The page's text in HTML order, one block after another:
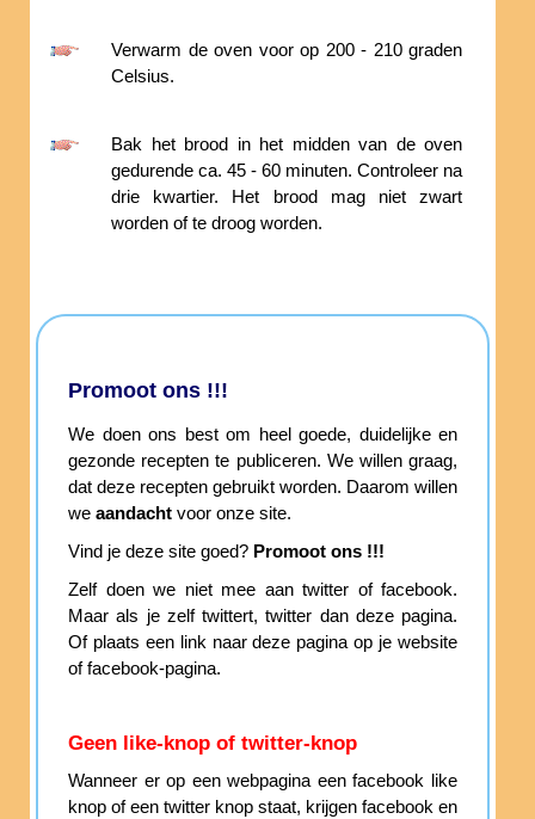
Verwarm de oven voor op 200 - 210 graden
Celsius.
Bak het brood in het midden van de oven
gedurende ca. 45 - 60 minuten. Controleer na
drie kwartier. Het brood mag niet zwart
worden of te droog worden.
Promoot ons !!!
We doen ons best om heel goede, duidelijke en
gezonde recepten te publiceren. We willen graag,
dat deze recepten gebruikt worden. Daarom willen
we aandacht voor onze site.
Vind je deze site goed? Promoot ons !!!
Zelf doen we niet mee aan twitter of facebook.
Maar als je zelf twittert, twitter dan deze pagina.
Of plaats een link naar deze pagina op je website
of facebook-pagina.
Geen like-knop of twitter-knop
Wanneer er op een webpagina een facebook like
knop of een twitter knop staat, krijgen facebook en